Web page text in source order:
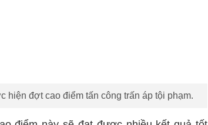
THANH HẢI
140 ra quân, xử lý 200 người vi phạm giao